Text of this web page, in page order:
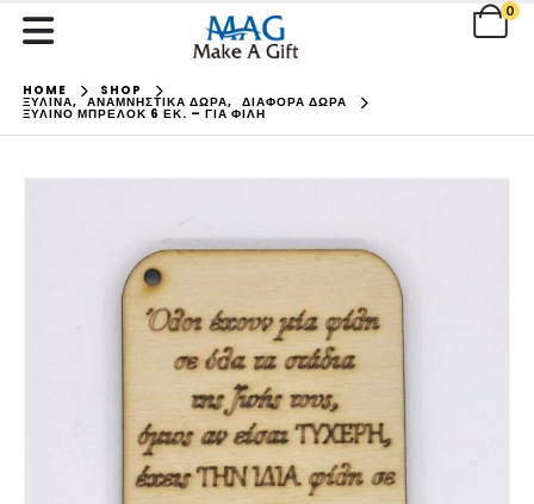
0
HOME SHOP
ΞΥΛΙΝΑ, ΑΝΑΜΝΗΣΤΙΚΑ ΔΩΡΑ, ΔΙΑΦΟΡΑ ΔΩΡΑ
ΞΎΛΙΝΟ ΜΠΡΕΛΌΚ 6 ΕΚ. – ΓΙΑ ΦΊΛΗ